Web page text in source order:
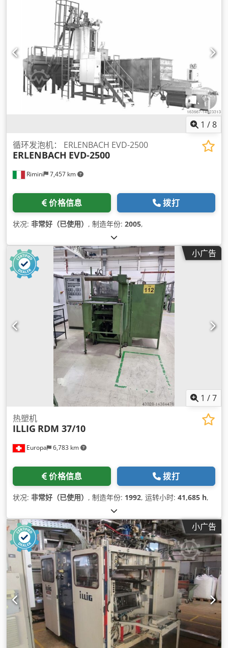
1 /8
Rimini 7,457 km
循环发泡机： ERLENBACH EVD-2500
ERLENBACH EVD-2500
价格信息 拨打
状况: 非常好（已使用） , 制造年份: 2005,
小广告
1 /7
Europa 6,783 km
热塑机
ILLIG RDM 37/10
价格信息 拨打
状况: 非常好（已使用） , 制造年份: 1992, 运转小时: 41,685 h,
小广告